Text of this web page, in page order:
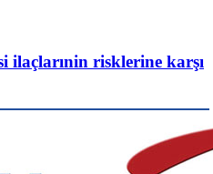
ilaçlarınin risklerine karşı